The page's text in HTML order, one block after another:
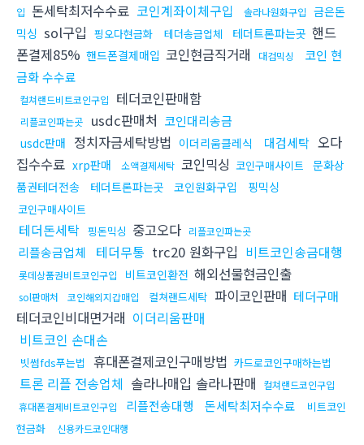
입 돈세탁최저수수료 코인계좌이체구입 솔라나원화구입 금은돈
믹싱 sol구입 핑오다현금화 테더송금업체 테더트론파는곳 핸드
폰결제85% 핸드폰결제매입 코인현금직거래 대검믹싱
코인 현
금화 수수료
컬쳐랜드비트코인구입 테더코인판매함
리플코인파는곳 usdc판매처 코인대리송금
usdc판매 정치자금세탁방법 이더리움클레식 대검세탁 오다
집수수료 xrp판매 소액결제세탁 코인믹싱 코인구매사이트
문화상
품권테더전송
테더트론파는곳 코인원화구입 핑믹싱
코인구매사이트
테더돈세탁 핑돈믹싱 중고오다 리플코인파는곳
리플송금업체 테더무통 trc20 원화구입 비트코인송금대행
롯데상품권비트코인구입 비트코인환전 해외선물현금인출
sol판매처 코인해외지갑매입 컬쳐랜드세탁 파이코인판매 테더구매
테더코인비대면거래 이더리움판매
비트코인 손대손
빗썸fds푸는법 휴대폰결제코인구매방법 카드로코인구매하는법
트론 리플 전송업체 솔라나매입 솔라나판매
컬쳐랜드코인구입
휴대폰결제비트코인구입
리플전송대행 돈세탁최저수수료
비트코인
현금화
신용카드코인대행